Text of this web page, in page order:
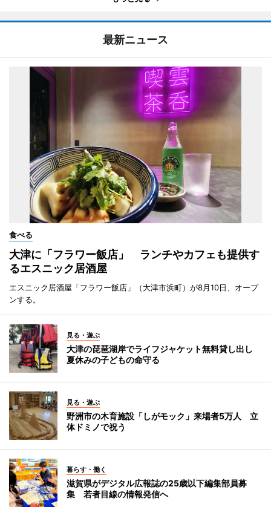
最新ニュース
食べる
大津に「フラワー飯店」 ランチやカフェも提供す
るエスニック居酒屋
エスニック居酒屋「フラワー飯店」（大津市浜町）が8月10日、オープ
ンする。
見る・遊ぶ
大津の琵琶湖岸でライフジャケット無料貸し出し
夏休みの子どもの命守る
見る・遊ぶ
野洲市の木育施設「しがモック」来場者5万人 立
体ドミノで祝う
暮らす・働く
滋賀県がデジタル広報誌の25歳以下編集部員募
集 若者目線の情報発信へ